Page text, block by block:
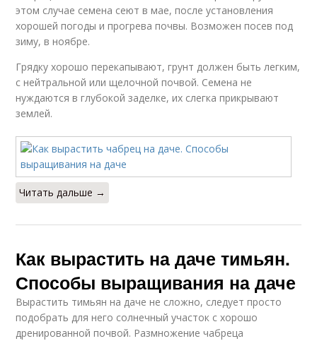
этом случае семена сеют в мае, после установления
хорошей погоды и прогрева почвы. Возможен посев под
зиму, в ноябре.
Грядку хорошо перекапывают, грунт должен быть легким,
с нейтральной или щелочной почвой. Семена не
нуждаются в глубокой заделке, их слегка прикрывают
землей.
Читать дальше →
Как вырастить на даче тимьян.
Способы выращивания на даче
Вырастить тимьян на даче не сложно, следует просто
подобрать для него солнечный участок с хорошо
дренированной почвой. Размножение чабреца